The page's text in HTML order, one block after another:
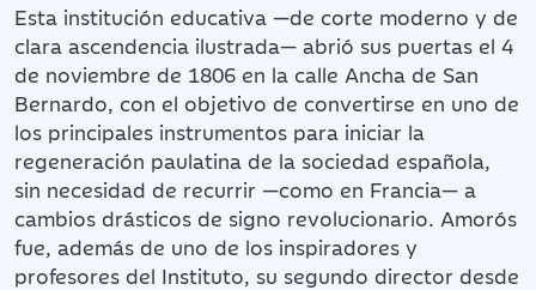
Esta institución educativa —de corte moderno y de
clara ascendencia ilustrada— abrió sus puertas el 4
de noviembre de 1806 en la calle Ancha de San
Bernardo, con el objetivo de convertirse en uno de
los principales instrumentos para iniciar la
regeneración paulatina de la sociedad española,
sin necesidad de recurrir —como en Francia— a
cambios drásticos de signo revolucionario. Amorós
fue, además de uno de los inspiradores y
profesores del Instituto, su segundo director desde